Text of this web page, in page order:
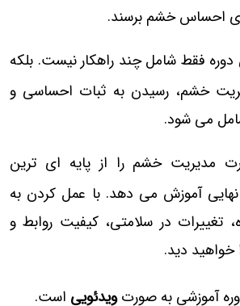
ی احساس خشم برسند.
فقط شامل چند راهکار نیست. بلکه
خشم، رسیدن به ثبات احساسی و
می شود.
مدیریت خشم را از پایه ای ترین
نهایی آموزش می دهد. با عمل کردن به
تغییرات در سلامتی، کیفیت روابط و
خواهید دید.
آموزشی به صورتویدئویی است.